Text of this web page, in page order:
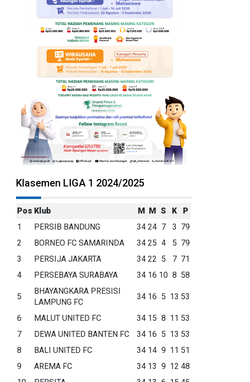
Klasemen LIGA 1 2024/2025
Pos Klub M M S K
P
1
PERSIB BANDUNG 34 24 7 3 79
2
BORNEO FC SAMARINDA 34 25 4 5 79
3
PERSIJA JAKARTA 34 22 5 7 71
4
PERSEBAYA SURABAYA 34 16 10 8 58
5
BHAYANGKARA PRESISI
LAMPUNG FC
34 16 5 13 53
6 MALUT UNITED FC 34 15 8 11 53
7
DEWA UNITED BANTEN FC 34 16 5 13 53
8
BALI UNITED FC 34 14 9 11 51
9
AREMA FC 34 13 9 12 48